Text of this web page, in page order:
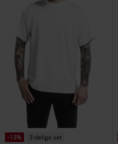
-13%
3-delige set